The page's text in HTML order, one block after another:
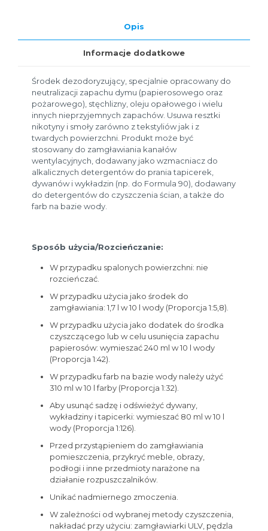
Opis
Informacje dodatkowe
Środek dezodoryzujący, specjalnie opracowany do
neutralizacji zapachu dymu (papierosowego oraz
pożarowego), stęchlizny, oleju opałowego i wielu
innych nieprzyjemnych zapachów. Usuwa resztki
nikotyny i smoły zarówno z tekstyliów jak i z
twardych powierzchni. Produkt może być
stosowany do zamgławiania kanałów
wentylacyjnych, dodawany jako wzmacniacz do
alkalicznych detergentów do prania tapicerek,
dywanów i wykładzin (np. do Formula 90), dodawany
do detergentów do czyszczenia ścian, a także do
farb na bazie wody.
Sposób użycia/Rozcieńczanie:
W przypadku spalonych powierzchni: nie
rozcieńczać.
W przypadku użycia jako środek do
zamgławiania: 1,7 l w 10 l wody (Proporcja 1:5,8).
W przypadku użycia jako dodatek do środka
czyszczącego lub w celu usunięcia zapachu
papierosów: wymieszać 240 ml w 10 l wody
(Proporcja 1:42).
W przypadku farb na bazie wody należy użyć
310 ml w 10 l farby (Proporcja 1:32).
Aby usunąć sadzę i odświeżyć dywany,
wykładziny i tapicerki: wymieszać 80 ml w 10 l
wody (Proporcja 1:126).
Przed przystąpieniem do zamgławiania
pomieszczenia, przykryć meble, obrazy,
podłogi i inne przedmioty narażone na
działanie rozpuszczalników.
Unikać nadmiernego zmoczenia.
W zależności od wybranej metody czyszczenia,
nakładać przy użyciu: zamgławiarki ULV, pędzla